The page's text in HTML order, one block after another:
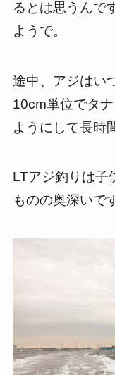
るとは思うんで
ようで。
途中、アジはい
10cm単位でタ
ようにして長時
LTアジ釣りは子
ものの奥深いで